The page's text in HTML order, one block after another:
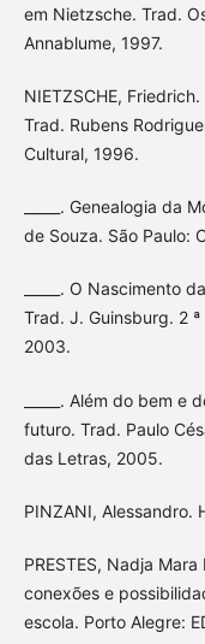
em Nietzsche. Trad.
Annablume, 1997.
NIETZSCHE,
Trad. Rubens
Cultural, 1996.
_____. Genealogia da
de Souza. São Paulo:
_____. O Nascimento
Trad. J. Guinsburg. 2
2003.
_____. Além do bem
futuro. Trad. Paulo
das Letras, 2005.
PINZANI, Alessandro.
PRESTES, Nadja
conexões e
escola. Porto Alegre: